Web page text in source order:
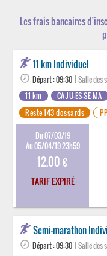
Les frais bancaires
11 km Individuel
Départ : 09:30 | Salle des
11 km
CA-JU-ES-SE-MA
Reste 143 dossards
Du 07/03/19
Au 05/04/19 23h59
12.00 €
TARIF EXPIRÉ
Semi-marathon
Départ : 09:30 | Salle des